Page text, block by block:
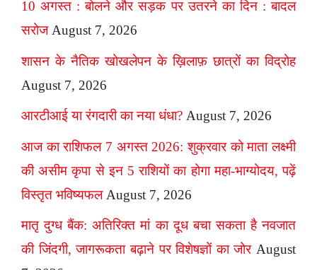
10 अगस्त : बोलने और सड़क पर उतरने का दिन : बादल
सरोज August 7, 2026
शासन के नैतिक खोखलेपन के ख़िलाफ़ छात्रों का विद्रोह
August 7, 2026
आरटीआई या रंगदारी का नया धंधा? August 7, 2026
आज का राशिफल 7 अगस्त 2026: शुक्रवार को माता लक्ष्मी
की असीम कृपा से इन 5 राशियों का होगा महा-भाग्योदय, पढ़ें
विस्तृत भविष्यफल August 7, 2026
मातृ दुग्ध बैंक: अतिरिक्त मां का दूध बचा सकता है नवजात
की जिंदगी, जागरूकता बढ़ाने पर विशेषज्ञों का जोर August